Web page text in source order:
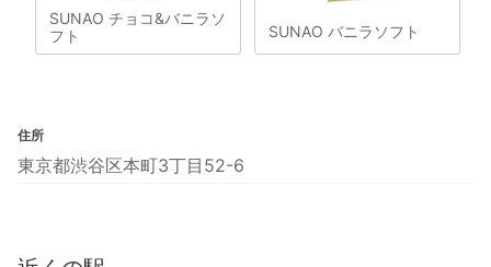
SUNAO チョコ&バニラソ
フト
SUNAO バニラソフト
住所
東京都渋谷区本町3丁目52-6